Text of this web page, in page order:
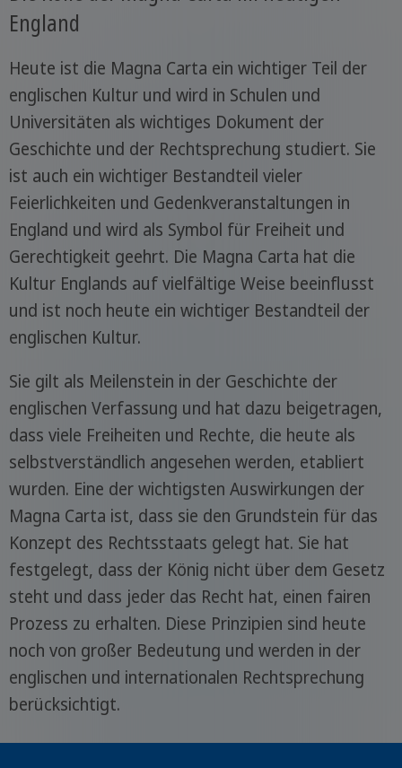
England
Heute ist die Magna Carta ein wichtiger Teil der
englischen Kultur und wird in Schulen und
Universitäten als wichtiges Dokument der
Geschichte und der Rechtsprechung studiert. Sie
ist auch ein wichtiger Bestandteil vieler
Feierlichkeiten und Gedenkveranstaltungen in
England und wird als Symbol für Freiheit und
Gerechtigkeit geehrt. Die Magna Carta hat die
Kultur Englands auf vielfältige Weise beeinflusst
und ist noch heute ein wichtiger Bestandteil der
englischen Kultur.
Sie gilt als Meilenstein in der Geschichte der
englischen Verfassung und hat dazu beigetragen,
dass viele Freiheiten und Rechte, die heute als
selbstverständlich angesehen werden, etabliert
wurden. Eine der wichtigsten Auswirkungen der
Magna Carta ist, dass sie den Grundstein für das
Konzept des Rechtsstaats gelegt hat. Sie hat
festgelegt, dass der König nicht über dem Gesetz
steht und dass jeder das Recht hat, einen fairen
Prozess zu erhalten. Diese Prinzipien sind heute
noch von großer Bedeutung und werden in der
englischen und internationalen Rechtsprechung
berücksichtigt.